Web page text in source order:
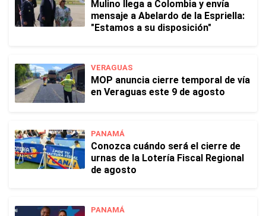
Mulino llega a Colombia y envía
mensaje a Abelardo de la Espriella:
"Estamos a su disposición"
VERAGUAS
MOP anuncia cierre temporal de vía
en Veraguas este 9 de agosto
PANAMÁ
Conozca cuándo será el cierre de
urnas de la Lotería Fiscal Regional
de agosto
PANAMÁ